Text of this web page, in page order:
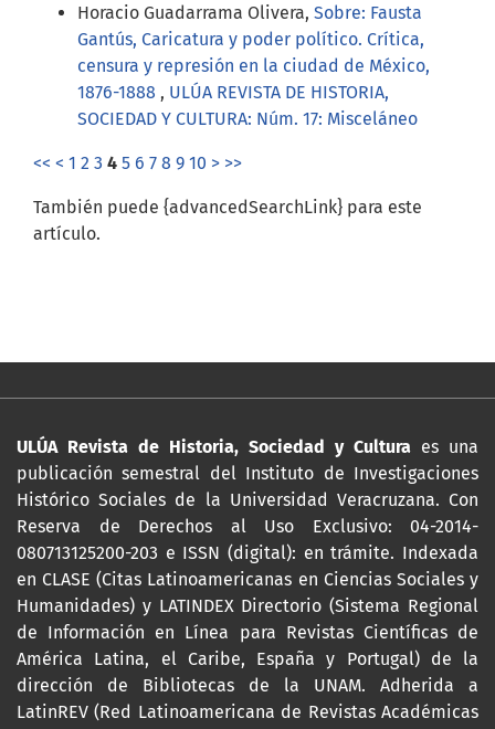
Horacio Guadarrama Olivera, Sobre: Fausta
Gantús, Caricatura y poder político. Crítica,
censura y represión en la ciudad de México,
1876-1888 , ULÚA REVISTA DE HISTORIA,
SOCIEDAD Y CULTURA: Núm. 17: Misceláneo
<< < 1 2 3 4 5 6 7 8 9 10 > >>
También puede {advancedSearchLink} para este
artículo.
ULÚA Revista de Historia, Sociedad y Cultura es una
publicación semestral del Instituto de Investigaciones
Histórico Sociales de la Universidad Veracruzana. Con
Reserva de Derechos al Uso Exclusivo: 04-2014-
080713125200-203 e ISSN (digital): en trámite. Indexada
en CLASE (Citas Latinoamericanas en Ciencias Sociales y
Humanidades) y LATINDEX Directorio (Sistema Regional
de Información en Línea para Revistas Científicas de
América Latina, el Caribe, España y Portugal) de la
dirección de Bibliotecas de la UNAM. Adherida a
LatinREV (Red Latinoamericana de Revistas Académicas